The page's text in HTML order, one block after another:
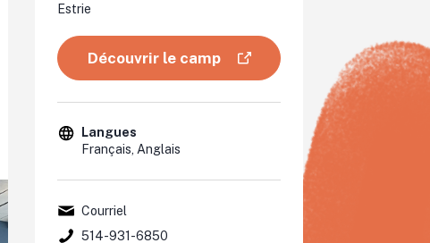
Estrie
Découvrir le camp
Langues
Français, Anglais
Courriel
514-931-6850